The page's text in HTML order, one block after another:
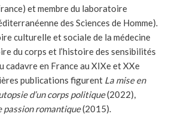
et membre du laboratoire
des Sciences de Homme).
culturelle et sociale de la médecine
du corps et l’histoire des sensibilités
cadavre en France au XIXe et XXe
publications figurent La mise en
d’un corps politique(2022),
passion romantique(2015).